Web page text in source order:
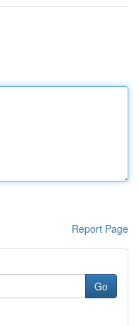
Report Page
Go